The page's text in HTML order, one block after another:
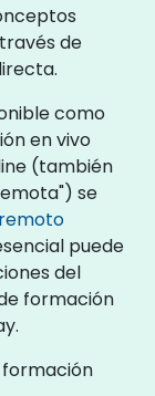
de
como
en vivo
(también
se
puede
del
formación